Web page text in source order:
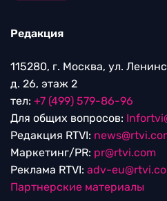
Редакция
115280, г. Москва, ул.
д. 26, этаж 2
тел: +7 (499) 579-86-96
Для общих вопросов:
Редакция RTVI:
Маркетинг/PR: pr@rtvi.com
Реклама RTVI: adv-
Партнерские материалы